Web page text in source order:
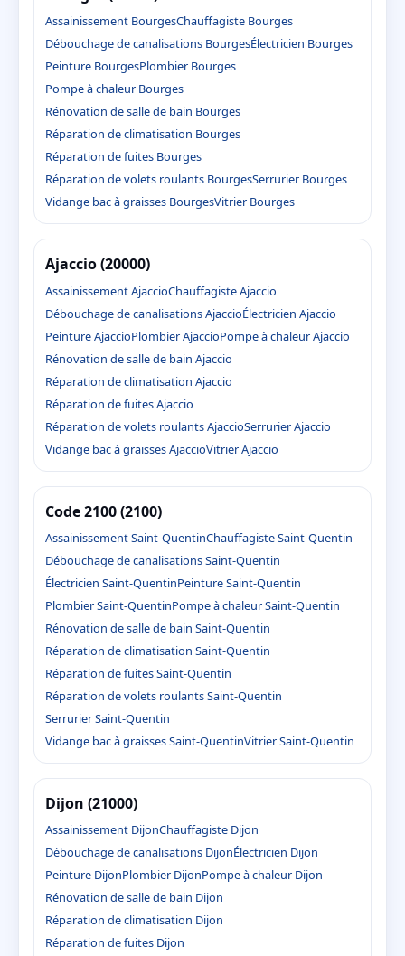
Assainissement BourgesChauffagiste Bourges
Débouchage de canalisations BourgesÉlectricien Bourges
Peinture BourgesPlombier Bourges
Pompe à chaleur Bourges
Rénovation de salle de bain Bourges
Réparation de climatisation Bourges
Réparation de fuites Bourges
Réparation de volets roulants BourgesSerrurier Bourges
Vidange bac à graisses BourgesVitrier Bourges
Ajaccio (20000)
Assainissement AjaccioChauffagiste Ajaccio
Débouchage de canalisations AjaccioÉlectricien Ajaccio
Peinture AjaccioPlombier AjaccioPompe à chaleur Ajaccio
Rénovation de salle de bain Ajaccio
Réparation de climatisation Ajaccio
Réparation de fuites Ajaccio
Réparation de volets roulants AjaccioSerrurier Ajaccio
Vidange bac à graisses AjaccioVitrier Ajaccio
Code 2100 (2100)
Assainissement Saint-QuentinChauffagiste Saint-Quentin
Débouchage de canalisations Saint-Quentin
Électricien Saint-QuentinPeinture Saint-Quentin
Plombier Saint-QuentinPompe à chaleur Saint-Quentin
Rénovation de salle de bain Saint-Quentin
Réparation de climatisation Saint-Quentin
Réparation de fuites Saint-Quentin
Réparation de volets roulants Saint-Quentin
Serrurier Saint-Quentin
Vidange bac à graisses Saint-QuentinVitrier Saint-Quentin
Dijon (21000)
Assainissement DijonChauffagiste Dijon
Débouchage de canalisations DijonÉlectricien Dijon
Peinture DijonPlombier DijonPompe à chaleur Dijon
Rénovation de salle de bain Dijon
Réparation de climatisation Dijon
Réparation de fuites Dijon